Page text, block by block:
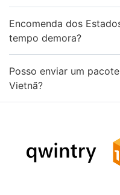
Encomenda dos
tempo demora?
Posso enviar um
Vietnã?